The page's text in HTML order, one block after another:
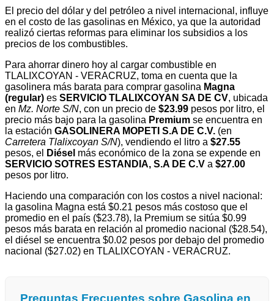
El precio del dólar y del petróleo a nivel internacional, influye
en el costo de las gasolinas en México, ya que la autoridad
realizó ciertas reformas para eliminar los subsidios a los
precios de los combustibles.
Para ahorrar dinero hoy al cargar combustible en
TLALIXCOYAN - VERACRUZ, toma en cuenta que la
gasolinera más barata para comprar gasolina Magna
(regular) es SERVICIO TLALIXCOYAN SA DE CV, ubicada
en Mz. Norte S/N, con un precio de $23.99 pesos por litro, el
precio más bajo para la gasolina Premium se encuentra en
la estación GASOLINERA MOPETI S.A DE C.V. (en
Carretera Tlalixcoyan S/N), vendiendo el litro a $27.55
pesos, el
Diésel más económico de la zona se expende en
SERVICIO SOTRES ESTANDIA, S.A DE C.V a $27.00
pesos por litro.
Haciendo una comparación con los costos a nivel nacional:
la gasolina Magna está $0.21 pesos más costoso que el
promedio en el país ($23.78), la Premium se sitúa $0.99
pesos más barata en relación al promedio nacional ($28.54),
el diésel se encuentra $0.02 pesos por debajo del promedio
nacional ($27.02) en TLALIXCOYAN - VERACRUZ.
Preguntas Frecuentes sobre Gasolina en